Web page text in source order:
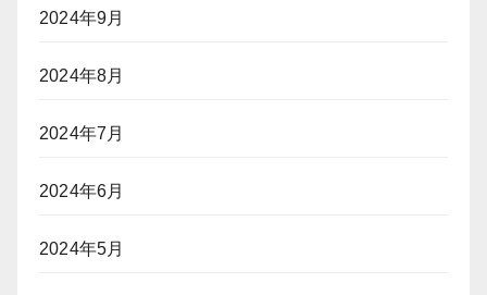
2024年9月
2024年8月
2024年7月
2024年6月
2024年5月